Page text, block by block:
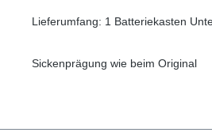
Lieferumfang: 1 Batteriekasten
Sickenprägung wie beim Original